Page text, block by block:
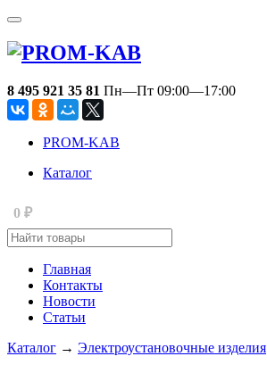
8 495 921 35 81 Пн—Пт 09:00—17:00
PROM-KAB
Каталог
0 ₽
Главная
Контакты
Новости
Статьи
Каталог → Электроустановочные изделия